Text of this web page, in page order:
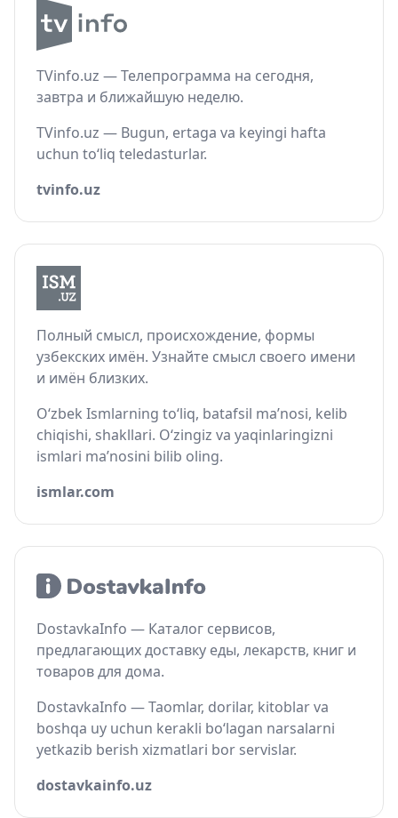
TVinfo.uz — Телепрограмма на сегодня,
завтра и ближайшую неделю.
TVinfo.uz — Bugun, ertaga va keyingi hafta
uchun to‘liq teledasturlar.
tvinfo.uz
Полный смысл, происхождение, формы
узбекских имён. Узнайте смысл своего имени
и имён близких.
O‘zbek Ismlarning to‘liq, batafsil ma’nosi, kelib
chiqishi, shakllari. O‘zingiz va yaqinlaringizni
ismlari ma’nosini bilib oling.
ismlar.com
DostavkaInfo — Каталог сервисов,
предлагающих доставку еды, лекарств, книг и
товаров для дома.
DostavkaInfo — Taomlar, dorilar, kitoblar va
boshqa uy uchun kerakli bo‘lagan narsalarni
yetkazib berish xizmatlari bor servislar.
dostavkainfo.uz